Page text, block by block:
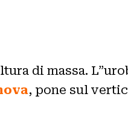
di massa.
, pone sul